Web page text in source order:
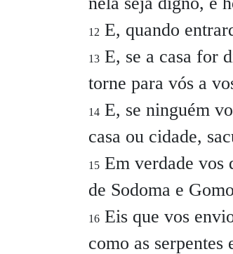
12 E, quando
13 E, se a casa for
torne para vós a
14 E, se ninguém
casa ou cidade,
15 Em verdade vos
de Sodoma e
16 Eis que vos
como as serpentes